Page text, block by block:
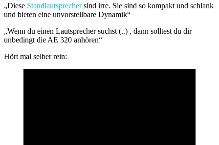
„Diese Standlautsprechersind irre. Sie sind so kompakt und schlank
und bieten eine unvorstellbare Dynamik“
„Wenn du einen Lautsprecher suchst (..) , dann solltest du dir
unbedingt die AE 320 anhören“
Hört mal selber rein: